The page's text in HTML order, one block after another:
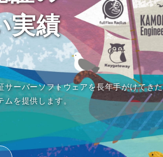
実績
サーバーソフトウェアを長年手がけてき
ムを提供します。